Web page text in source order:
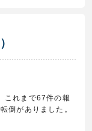
これまで67件の報
倒がありました。